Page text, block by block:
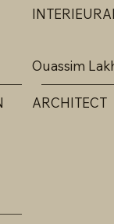
Ouassim
ARCHITECT